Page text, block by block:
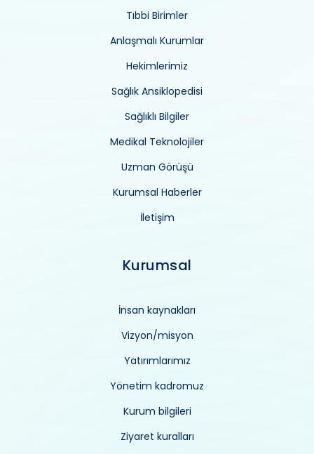
Tıbbi Birimler
Anlaşmalı Kurumlar
Hekimlerimiz
Sağlık Ansiklopedisi
Sağlıklı Bilgiler
Medikal Teknolojiler
Uzman Görüşü
Kurumsal Haberler
İletişim
Kurumsal
İnsan kaynakları
Vizyon/misyon
Yatırımlarımız
Yönetim kadromuz
Kurum bilgileri
Ziyaret kuralları